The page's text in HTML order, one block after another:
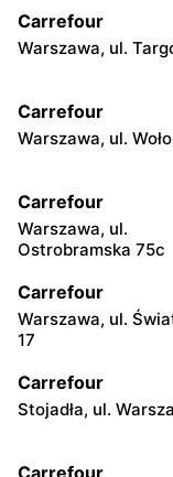
Carrefour
Warszawa, ul.
Carrefour
Warszawa, ul.
Carrefour
Warszawa, ul.
Ostrobramska 75c
Carrefour
Warszawa, ul.
17
Carrefour
Stojadła, ul.